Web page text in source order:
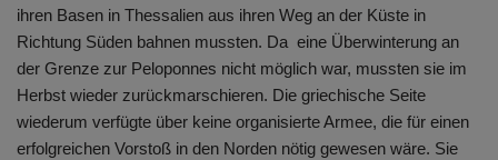
ihren Basen in Thessalien aus ihren Weg an der Küste in
Richtung Süden bahnen mussten. Da eine Überwinterung an
der Grenze zur Peloponnes nicht möglich war, mussten sie im
Herbst wieder zurückmarschieren. Die griechische Seite
wiederum verfügte über keine organisierte Armee, die für einen
erfolgreichen Vorstoß in den Norden nötig gewesen wäre. Sie